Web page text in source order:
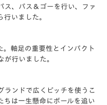
ス、パス＆ゴーを行い、ファ
いました。
。軸足の重要性とインパクト
が行いました。
ランドで広くピッチを使うこ
ちは一生懸命にボールを追い